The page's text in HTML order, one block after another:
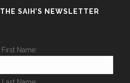
SAIH’S NEWSLETTER
First Name: